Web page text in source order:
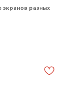
экранов разных